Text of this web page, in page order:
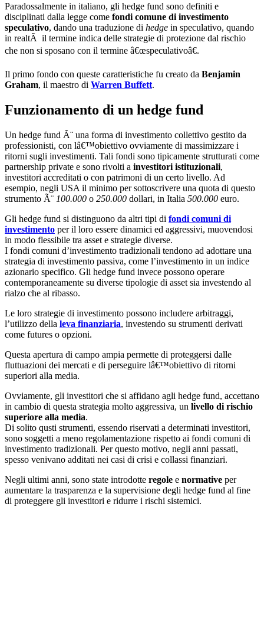
Paradossalmente in italiano, gli hedge fund sono definiti e
disciplinati dalla legge come fondi comune di investimento
speculativo, dando una traduzione di hedge in speculativo, quando
in realtÃ il termine indica delle strategie di protezione dal rischio
che non si sposano con il termine â€œspeculativoâ€.
Il primo fondo con queste caratteristiche fu creato da Benjamin
Graham, il maestro di Warren Buffett.
Funzionamento di un hedge fund
Un hedge fund Ã¨ una forma di investimento collettivo gestito da
professionisti, con lâ€™obiettivo ovviamente di massimizzare i
ritorni sugli investimenti. Tali fondi sono tipicamente strutturati come
partnership private e sono rivolti a investitori istituzionali,
investitori accreditati o con patrimoni di un certo livello. Ad
esempio, negli USA il minimo per sottoscrivere una quota di questo
strumento Ã¨ 100.000 o 250.000 dollari, in Italia 500.000 euro.
Gli hedge fund si distinguono da altri tipi di fondi comuni di
investimento per il loro essere dinamici ed aggressivi, muovendosi
in modo flessibile tra asset e strategie diverse.
I fondi comuni d’investimento tradizionali tendono ad adottare una
strategia di investimento passiva, come l’investimento in un indice
azionario specifico. Gli hedge fund invece possono operare
contemporaneamente su diverse tipologie di asset sia investendo al
rialzo che al ribasso.
Le loro strategie di investimento possono includere arbitraggi,
l’utilizzo della leva finanziaria, investendo su strumenti derivati
come futures o opzioni.
Questa apertura di campo ampia permette di proteggersi dalle
fluttuazioni dei mercati e di perseguire lâ€™obiettivo di ritorni
superiori alla media.
Ovviamente, gli investitori che si affidano agli hedge fund, accettano
in cambio di questa strategia molto aggressiva, un livello di rischio
superiore alla media.
Di solito qusti strumenti, essendo riservati a determinati investitori,
sono soggetti a meno regolamentazione rispetto ai fondi comuni di
investimento tradizionali. Per questo motivo, negli anni passati,
spesso venivano additati nei casi di crisi e collassi finanziari.
Negli ultimi anni, sono state introdotte regole e normative per
aumentare la trasparenza e la supervisione degli hedge fund al fine
di proteggere gli investitori e ridurre i rischi sistemici.